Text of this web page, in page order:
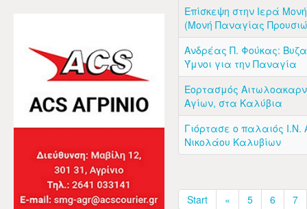
Επίσκεψη στην Ιερά
(Μονή Παναγίας
Ανδρέας Π. Φούκας:
Ύμνοι για την Παναγία
Εορτασμός
Αγίων, στα Καλύβια
Γιόρτασε ο παλαιός Ι.Ν.
Νικολάου Καλυβίων
Start « 5 6
7